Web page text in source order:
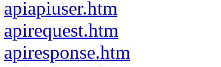
apiapiuser.htm
apirequest.htm
apiresponse.htm